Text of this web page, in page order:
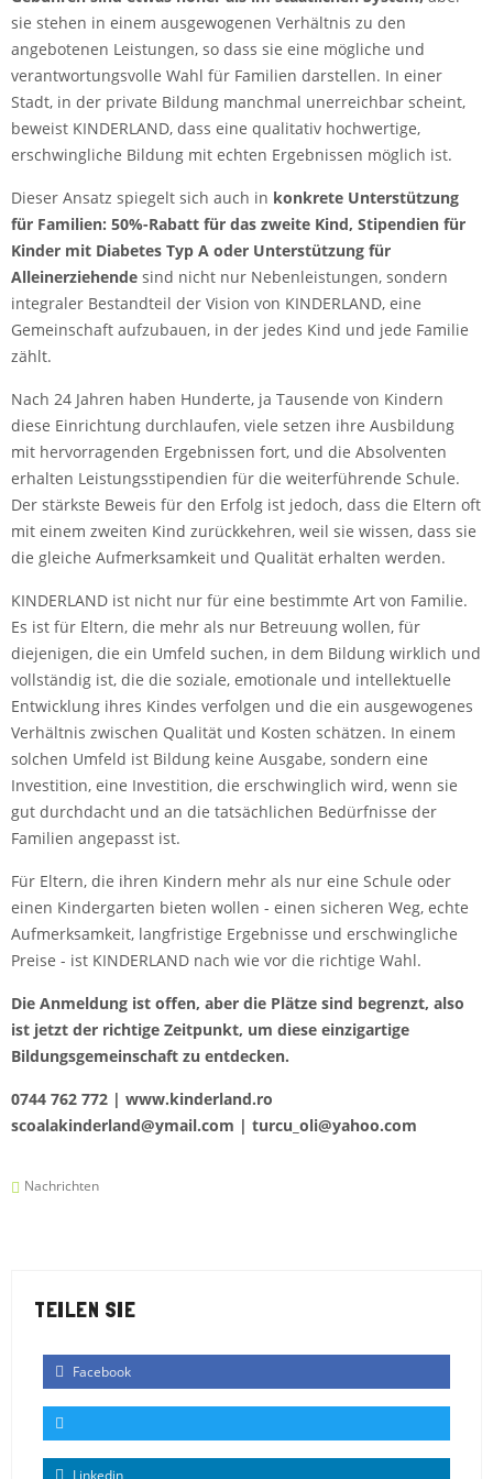
sie stehen in einem ausgewogenen Verhältnis zu den
angebotenen Leistungen, so dass sie eine mögliche und
verantwortungsvolle Wahl für Familien darstellen. In einer
Stadt, in der private Bildung manchmal unerreichbar scheint,
beweist KINDERLAND, dass eine qualitativ hochwertige,
erschwingliche Bildung mit echten Ergebnissen möglich ist.
Dieser Ansatz spiegelt sich auch in konkrete Unterstützung
für Familien: 50%-Rabatt für das zweite Kind, Stipendien für
Kinder mit Diabetes Typ A oder Unterstützung für
Alleinerziehende sind nicht nur Nebenleistungen, sondern
integraler Bestandteil der Vision von KINDERLAND, eine
Gemeinschaft aufzubauen, in der jedes Kind und jede Familie
zählt.
Nach 24 Jahren haben Hunderte, ja Tausende von Kindern
diese Einrichtung durchlaufen, viele setzen ihre Ausbildung
mit hervorragenden Ergebnissen fort, und die Absolventen
erhalten Leistungsstipendien für die weiterführende Schule.
Der stärkste Beweis für den Erfolg ist jedoch, dass die Eltern oft
mit einem zweiten Kind zurückkehren, weil sie wissen, dass sie
die gleiche Aufmerksamkeit und Qualität erhalten werden.
KINDERLAND ist nicht nur für eine bestimmte Art von Familie.
Es ist für Eltern, die mehr als nur Betreuung wollen, für
diejenigen, die ein Umfeld suchen, in dem Bildung wirklich und
vollständig ist, die die soziale, emotionale und intellektuelle
Entwicklung ihres Kindes verfolgen und die ein ausgewogenes
Verhältnis zwischen Qualität und Kosten schätzen. In einem
solchen Umfeld ist Bildung keine Ausgabe, sondern eine
Investition, eine Investition, die erschwinglich wird, wenn sie
gut durchdacht und an die tatsächlichen Bedürfnisse der
Familien angepasst ist.
Für Eltern, die ihren Kindern mehr als nur eine Schule oder
einen Kindergarten bieten wollen - einen sicheren Weg, echte
Aufmerksamkeit, langfristige Ergebnisse und erschwingliche
Preise - ist KINDERLAND nach wie vor die richtige Wahl.
Die Anmeldung ist offen, aber die Plätze sind begrenzt, also
ist jetzt der richtige Zeitpunkt, um diese einzigartige
Bildungsgemeinschaft zu entdecken.
0744 762 772 | www.kinderland.ro
scoalakinderland@ymail.com | turcu_oli@yahoo.com
Nachrichten
TEILEN SIE
Facebook
Linkedin